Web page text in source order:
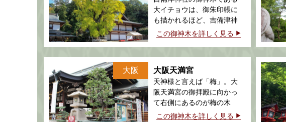
大イチョウは、御朱印帳に
も描かれるほど、吉備津神
社のシンボルとなってい
この御神木を詳しく見る
大阪 大阪天満宮
天神様と言えば「梅」。大
阪天満宮の御拝殿に向かっ
て右側にあるのが梅の木
この御神木を詳しく見る